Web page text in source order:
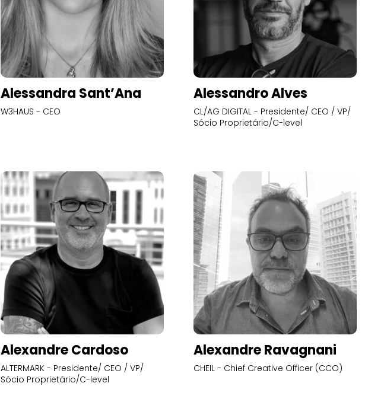
Alessandra Sant’Ana
W3HAUS - CEO
Alessandro Alves
CL/AG DIGITAL - Presidente/ CEO / VP/
Sócio Proprietário/C-level
Alexandre Cardoso
ALTERMARK - Presidente/ CEO / VP/
Sócio Proprietário/C-level
Alexandre Ravagnani
CHEIL - Chief Creative Officer (CCO)